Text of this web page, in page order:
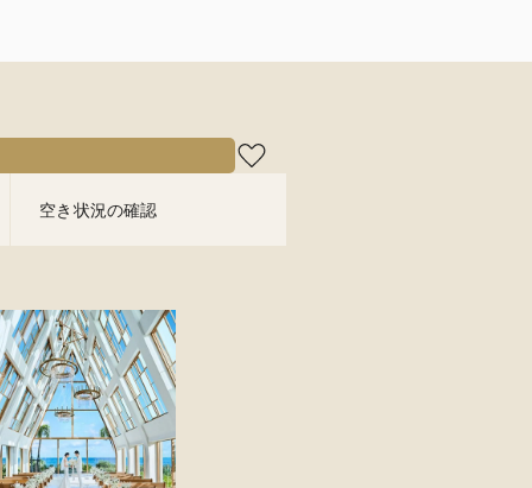
空き状況の確認